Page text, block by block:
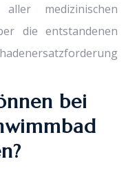
medizinischen
die entstandenen
bei